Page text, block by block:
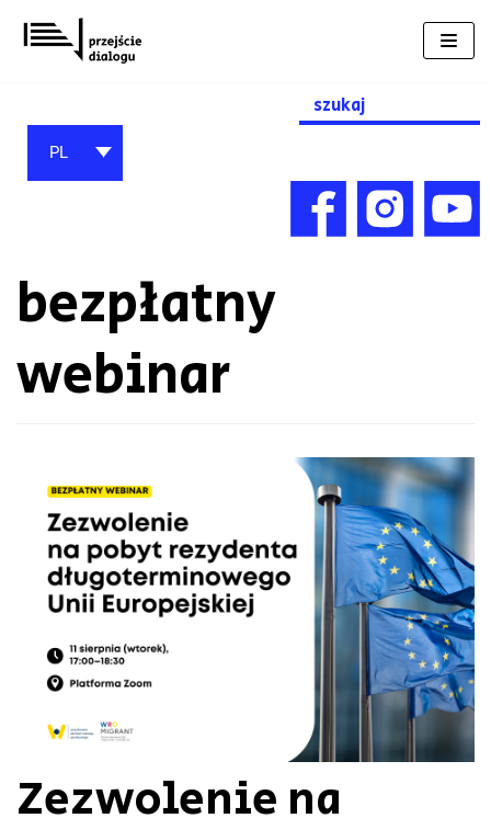
Przejdź
do
Search
for:
PL
bezpłatny
webinar
Zezwolenie na